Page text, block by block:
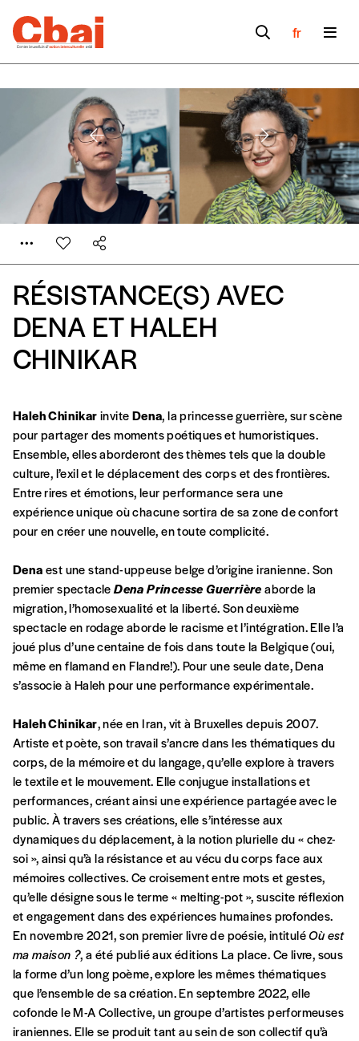
fr
RÉSISTANCE(S) AVEC
DENA ET HALEH
CHINIKAR
Se connecter
CONNEXION
Créer un
compte
Formulaire de
commande
A partir de 2021,Imag, le magazine de
l’interculturel,vous est proposé àPRIX LIBRE.
Le prix libre est un mode de fixation du prix
par l’acheteur d’un bien ou d’un service, qui
peut être une manière pour lui de payer le prix
qu’il estime juste. Dans l’objectif de rendre nos
d’affirmer notre attachement aux valeurs de
solidarité, nous vous proposons d’estimer
vous-mêmes le coût de notre publication.
Cette valeur peut donc être inférieure, égale
ou supérieure au prix indicatif. De cette
manière, vous soutenez le travail de l’équipe
de rédaction selon vos moyens et vos
En pratique
Vous vous abonnez pour l’année civile en
cours ou vous commandez au numéro.
Vous indiquez si vous souhaitez recevoir la
revue en format papier ou numérique.
Vous renseignez vos coordonnées.
Vous versez le montant de votre choix sur le
compteIBAN BE34 0010 7305
2190avec en communication le numéro de
la commande renseigné dans le mail de
confirmation et la mention “participation
Imag”.
NB: Vous pouvez choisir de participer
Haleh ChinikarinviteDena, la princesse guerrière, sur scène
pour partager des moments poétiques et humoristiques.
Ensemble, elles aborderont des thèmes tels que la double
culture, l’exil et le déplacement des corps et des frontières.
Entre rires et émotions, leur performance sera une
expérience unique où chacune sortira de sa zone de confort
pour en créer une nouvelle, en toute complicité.
Denaest une stand-uppeuse belge d’origine iranienne. Son
premier spectacleDena Princesse Guerrièreaborde la
migration, l’homosexualité et la liberté. Son deuxième
spectacle en rodage aborde le racisme et l’intégration. Elle l’a
joué plus d’une centaine de fois dans toute la Belgique (oui,
même en flamand en Flandre!). Pour une seule date, Dena
s’associe à Haleh pour une performance expérimentale.
Haleh Chinikar, née en Iran, vit à Bruxelles depuis 2007.
Artiste et poète, son travail s’ancre dans les thématiques du
corps, de la mémoire et du langage, qu’elle explore à travers
le textile et le mouvement. Elle conjugue installations et
performances, créant ainsi une expérience partagée avec le
public. À travers ses créations, elle s’intéresse aux
dynamiques du déplacement, à la notion plurielle du «chez-
soi», ainsi qu’à la résistance et au vécu du corps face aux
mémoires collectives. Ce croisement entre mots et gestes,
qu’elle désigne sous le terme «melting-pot», suscite réflexion
et engagement dans des expériences humaines profondes.
En novembre 2021, son premier livre de poésie, intituléOù est
ma maison ?, a été publié aux éditions La place. Ce livre, sous
la forme d’un long poème, explore les mêmes thématiques
que l’ensemble de sa création. En septembre 2022, elle
cofonde le M-A Collective, un groupe d’artistes performeuses
iraniennes. Elle se produit tant au sein de son collectif qu’à